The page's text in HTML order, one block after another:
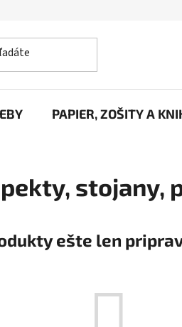
PAPIER, ZOŠITY A
stojany,
ešte len